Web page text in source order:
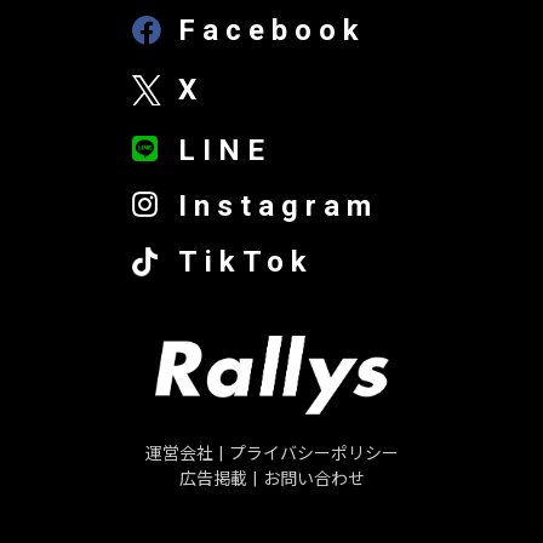
Facebook
X
LINE
Instagram
TikTok
運営会社 | プライバシーポリシー
広告掲載 | お問い合わせ